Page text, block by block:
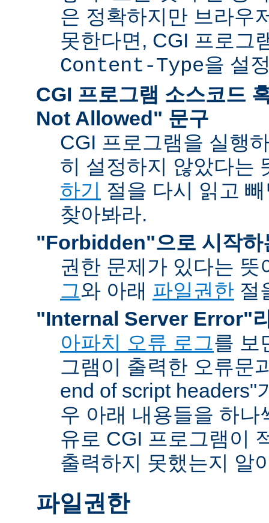
은 정확하지만 브라우
못한다면, CGI 프로그
Content-Type을 설
CGI 프로그램 소스코드
Not Allowed" 문구
CGI 프로그램을 실행
히 설정하지 않았다는
하기 절을 다시 읽고
찾아봐라.
"Forbidden"으로 시작하
권한 문제가 있다는
그와 아래 파일권한 절
"Internal Server Error"
아파치 오류 로그를 보
그램이 출력한 오류문
end of script headers"
우 아래 내용들을 하나
유로 CGI 프로그램이
출력하지 못했는지 알
파일권한